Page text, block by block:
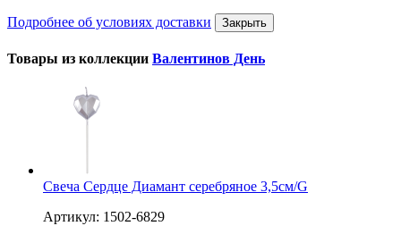
Подробнее об условиях доставки Закрыть
Товары из коллекции Валентинов День
Свеча Сердце Диамант серебряное 3,5см/G
Артикул: 1502-6829